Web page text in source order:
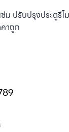
ม ปรับปรุงประตูรีโ
าถูก